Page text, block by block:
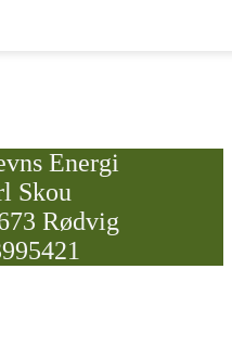
Energi
Skou
Rødvig